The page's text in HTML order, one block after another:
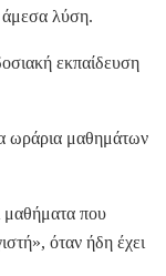
άμεσα λύση.
εκπαίδευση
ωράρια μαθημάτων
μαθήματα που
όταν ήδη έχει